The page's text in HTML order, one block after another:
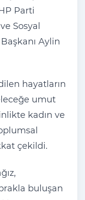
Parti
Sosyal
Aylin
hayatların
umut
kadın ve
çekildi.
buluşan